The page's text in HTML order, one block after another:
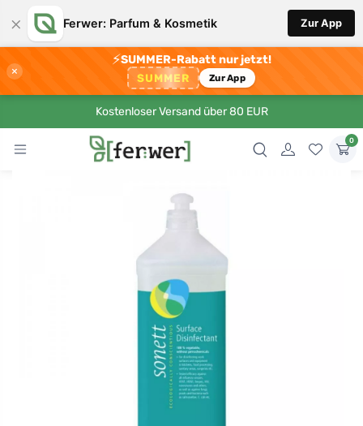
× Ferwer: Parfum & Kosmetik Zur App
×
⚡SUMMER-Rabatt nur jetzt!
SUMMER Zur App
Kostenloser Versand über 80 EUR
0